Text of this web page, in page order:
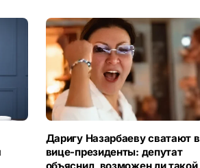
Даригу Назарбаеву сватают в
вице-президенты: депутат